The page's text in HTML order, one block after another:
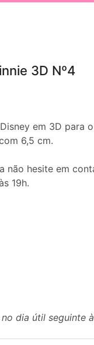
3D Nº4
em 3D para
6,5 cm.
não hesite em
19h.
dia útil seguinte